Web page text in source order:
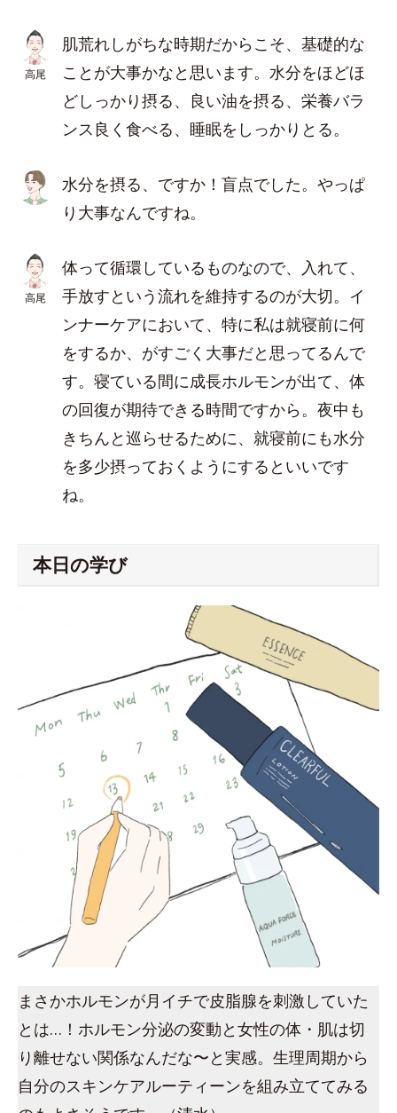
高尾
肌荒れしがちな時期だからこそ、基礎的な
ことが大事かなと思います。水分をほどほ
どしっかり摂る、良い油を摂る、栄養バラ
ンス良く食べる、睡眠をしっかりとる。
水分を摂る、ですか！盲点でした。やっぱ
り大事なんですね。
高尾
体って循環しているものなので、入れて、
手放すという流れを維持するのが大切。イ
ンナーケアにおいて、特に私は就寝前に何
をするか、がすごく大事だと思ってるんで
す。寝ている間に成長ホルモンが出て、体
の回復が期待できる時間ですから。夜中も
きちんと巡らせるために、就寝前にも水分
を多少摂っておくようにするといいです
ね。
本日の学び
まさかホルモンが月イチで皮脂腺を刺激していた
とは…！ホルモン分泌の変動と女性の体・肌は切
り離せない関係なんだな〜と実感。生理周期から
自分のスキンケアルーティーンを組み立ててみる